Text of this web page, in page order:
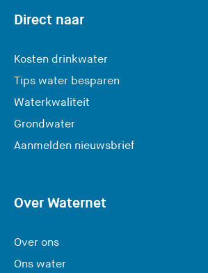
Direct naar
Kosten drinkwater
Tips water besparen
Waterkwaliteit
Grondwater
Aanmelden nieuwsbrief(
Over Waternet
Over ons
Ons water